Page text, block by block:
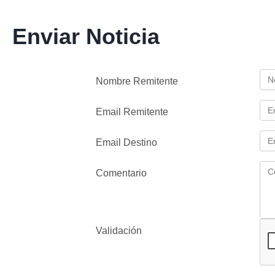
Enviar Noticia
Nombre Remitente
Email Remitente
Email Destino
Comentario
Validación